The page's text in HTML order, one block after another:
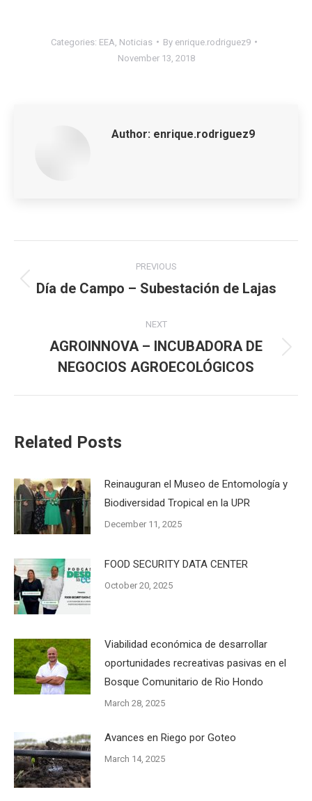
Categories: EEA Noticias By enrique.rodriguez9
November 13, 2018
Author: enrique.rodriguez9
navigation
PREVIOUS
Previous
Día de Campo – Subestación de Lajas
NEXT
Next
post:
AGROINNOVA – INCUBADORA DE
NEGOCIOS AGROECOLÓGICOS
Related Posts
Reinauguran el Museo de Entomología y
Biodiversidad Tropical en la UPR
December 11, 2025
FOOD SECURITY DATA CENTER
October 20, 2025
Viabilidad económica de desarrollar
oportunidades recreativas pasivas en el
Bosque Comunitario de Rio Hondo
March 28, 2025
Avances en Riego por Goteo
March 14, 2025